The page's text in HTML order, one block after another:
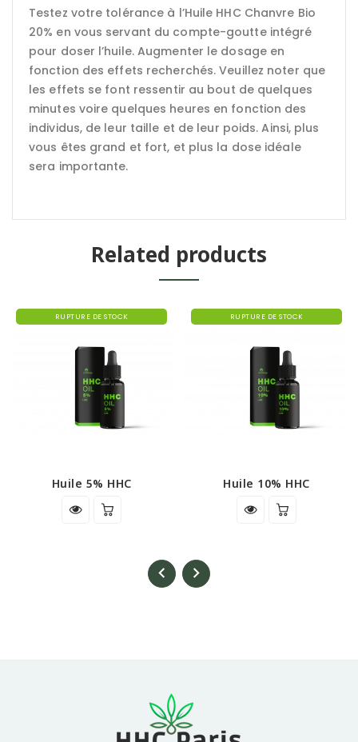
Testez votre tolérance à l’Huile HHC Chanvre Bio
20% en vous servant du compte-goutte intégré
pour doser l’huile. Augmenter le dosage en
fonction des effets recherchés. Veuillez noter que
les effets se font ressentir au bout de quelques
minutes voire quelques heures en fonction des
individus, de leur taille et de leur poids. Ainsi, plus
vous êtes grand et fort, et plus la dose idéale
sera importante.
Related products
RUPTURE DE STOCK
Huile 5% HHC
RUPTURE DE STOCK
Huile 10% HHC